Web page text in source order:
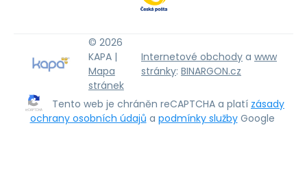
© 2026
KAPA |
Mapa
stránek
Internetové obchody a www
stránky: BINARGON.cz
Tento web je chráněn reCAPTCHA a platí zásady
ochrany osobních údajů a podmínky služby Google